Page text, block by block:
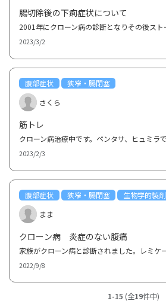
腸切除後の下痢症状について
2023/3/2
腹部症状
狭窄・腸閉塞
さくら
筋トレ
2023/2/3
腹部症状 狭窄・腸閉塞
生物学的製剤
まま
クローン病 炎症のない腹痛
2022/9/8
1-15 (全19件中)